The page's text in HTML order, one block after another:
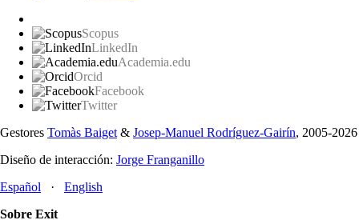
Scopus
LinkedIn
Academia.edu
Orcid
Facebook
Twitter
Gestores Tomàs Baiget& Josep-Manuel Rodríguez-Gairín, 2005-2026
Diseño de interacción: Jorge Franganillo
Español · English
Sobre Exit